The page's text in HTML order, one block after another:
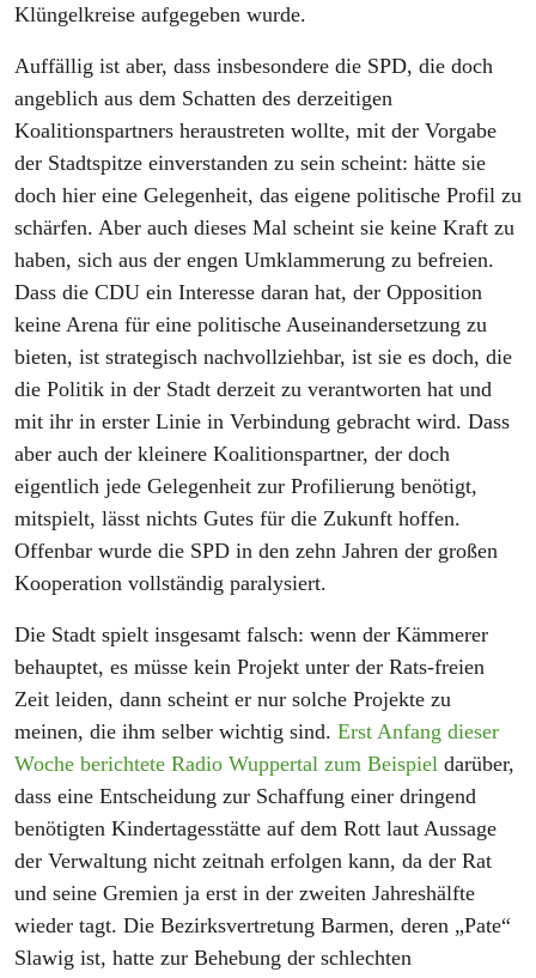
Klüngelkreise aufgegeben wurde.
Auffällig ist aber, dass insbesondere die SPD, die doch
angeblich aus dem Schatten des derzeitigen
Koalitionspartners heraustreten wollte, mit der Vorgabe
der Stadtspitze einverstanden zu sein scheint: hätte sie
doch hier eine Gelegenheit, das eigene politische Profil zu
schärfen. Aber auch dieses Mal scheint sie keine Kraft zu
haben, sich aus der engen Umklammerung zu befreien.
Dass die CDU ein Interesse daran hat, der Opposition
keine Arena für eine politische Auseinandersetzung zu
bieten, ist strategisch nachvollziehbar, ist sie es doch, die
die Politik in der Stadt derzeit zu verantworten hat und
mit ihr in erster Linie in Verbindung gebracht wird. Dass
aber auch der kleinere Koalitionspartner, der doch
eigentlich jede Gelegenheit zur Profilierung benötigt,
mitspielt, lässt nichts Gutes für die Zukunft hoffen.
Offenbar wurde die SPD in den zehn Jahren der großen
Kooperation vollständig paralysiert.
Die Stadt spielt insgesamt falsch: wenn der Kämmerer
behauptet, es müsse kein Projekt unter der Rats-freien
Zeit leiden, dann scheint er nur solche Projekte zu
meinen, die ihm selber wichtig sind. Erst Anfang dieser
Woche berichtete Radio Wuppertal zum Beispiel darüber,
dass eine Entscheidung zur Schaffung einer dringend
benötigten Kindertagesstätte auf dem Rott laut Aussage
der Verwaltung nicht zeitnah erfolgen kann, da der Rat
und seine Gremien ja erst in der zweiten Jahreshälfte
wieder tagt. Die Bezirksvertretung Barmen, deren „Pate“
Slawig ist, hatte zur Behebung der schlechten